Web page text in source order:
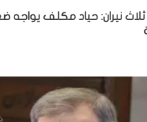
ثلاث نيران: حياد مكلف يواجه